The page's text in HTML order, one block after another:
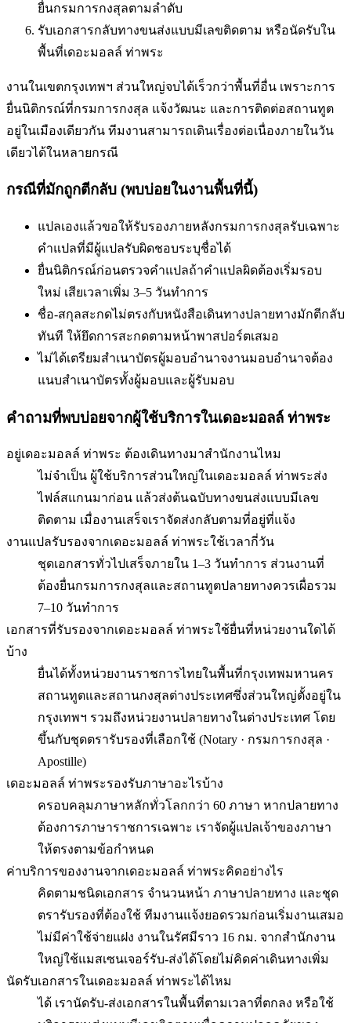
ยื่นกรมการกงสุลตามลำดับ
รับเอกสารกลับทางขนส่งแบบมีเลขติดตาม หรือนัดรับใน
พื้นที่เดอะมอลล์ ท่าพระ
งานในเขตกรุงเทพฯ ส่วนใหญ่จบได้เร็วกว่าพื้นที่อื่น เพราะการ
ยื่นนิติกรณ์ที่กรมการกงสุล แจ้งวัฒนะ และการติดต่อสถานทูต
อยู่ในเมืองเดียวกัน ทีมงานสามารถเดินเรื่องต่อเนื่องภายในวัน
เดียวได้ในหลายกรณี
กรณีที่มักถูกตีกลับ (พบบ่อยในงานพื้นที่นี้)
แปลเองแล้วขอให้รับรองภายหลังกรมการกงสุลรับเฉพาะ
คำแปลที่มีผู้แปลรับผิดชอบระบุชื่อได้
ยื่นนิติกรณ์ก่อนตรวจคำแปลถ้าคำแปลผิดต้องเริ่มรอบ
ใหม่ เสียเวลาเพิ่ม 3–5 วันทำการ
ชื่อ-สกุลสะกดไม่ตรงกับหนังสือเดินทางปลายทางมักตีกลับ
ทันที ให้ยึดการสะกดตามหน้าพาสปอร์ตเสมอ
ไม่ได้เตรียมสำเนาบัตรผู้มอบอำนาจงานมอบอำนาจต้อง
แนบสำเนาบัตรทั้งผู้มอบและผู้รับมอบ
คำถามที่พบบ่อยจากผู้ใช้บริการในเดอะมอลล์ ท่าพระ
อยู่เดอะมอลล์ ท่าพระ ต้องเดินทางมาสำนักงานไหม
ไม่จำเป็น ผู้ใช้บริการส่วนใหญ่ในเดอะมอลล์ ท่าพระส่ง
ไฟล์สแกนมาก่อน แล้วส่งต้นฉบับทางขนส่งแบบมีเลข
ติดตาม เมื่องานเสร็จเราจัดส่งกลับตามที่อยู่ที่แจ้ง
งานแปลรับรองจากเดอะมอลล์ ท่าพระใช้เวลากี่วัน
ชุดเอกสารทั่วไปเสร็จภายใน 1–3 วันทำการ ส่วนงานที่
ต้องยื่นกรมการกงสุลและสถานทูตปลายทางควรเผื่อรวม
7–10 วันทำการ
เอกสารที่รับรองจากเดอะมอลล์ ท่าพระใช้ยื่นที่หน่วยงานใดได้
บ้าง
ยื่นได้ทั้งหน่วยงานราชการไทยในพื้นที่กรุงเทพมหานคร
สถานทูตและสถานกงสุลต่างประเทศซึ่งส่วนใหญ่ตั้งอยู่ใน
กรุงเทพฯ รวมถึงหน่วยงานปลายทางในต่างประเทศ โดย
ขึ้นกับชุดตรารับรองที่เลือกใช้ (Notary · กรมการกงสุล ·
Apostille)
เดอะมอลล์ ท่าพระรองรับภาษาอะไรบ้าง
ครอบคลุมภาษาหลักทั่วโลกกว่า 60 ภาษา หากปลายทาง
ต้องการภาษาราชการเฉพาะ เราจัดผู้แปลเจ้าของภาษา
ให้ตรงตามข้อกำหนด
ค่าบริการของงานจากเดอะมอลล์ ท่าพระคิดอย่างไร
คิดตามชนิดเอกสาร จำนวนหน้า ภาษาปลายทาง และชุด
ตรารับรองที่ต้องใช้ ทีมงานแจ้งยอดรวมก่อนเริ่มงานเสมอ
ไม่มีค่าใช้จ่ายแฝง งานในรัศมีราว 16 กม. จากสำนักงาน
ใหญ่ใช้แมสเซนเจอร์รับ-ส่งได้โดยไม่คิดค่าเดินทางเพิ่ม
นัดรับเอกสารในเดอะมอลล์ ท่าพระได้ไหม
ได้ เรานัดรับ-ส่งเอกสารในพื้นที่ตามเวลาที่ตกลง หรือใช้